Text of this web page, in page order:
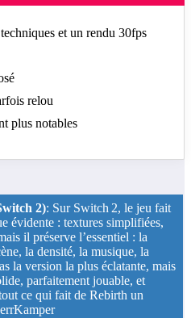
et un rendu 30fps
relou
plus notables
2): Sur Switch 2, le jeu fait
évidente : textures simplifiées,
il préserve l’essentiel : la
la densité, la musique, la
la version la plus éclatante, mais
parfaitement jouable, et
ce qui fait de Rebirth un